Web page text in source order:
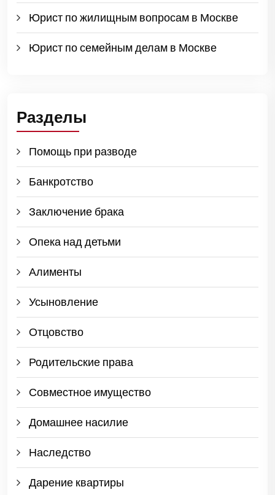
Юрист по жилищным вопросам в Москве
Юрист по семейным делам в Москве
Разделы
Помощь при разводе
Банкротство
Заключение брака
Опека над детьми
Алименты
Усыновление
Отцовство
Родительские права
Совместное имущество
Домашнее насилие
Наследство
Дарение квартиры